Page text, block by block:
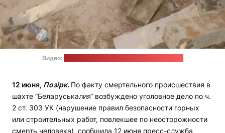
Видео:
12 июня, Позірк. По факту смертельного происшествия в
шахте “Беларуськалия“ возбуждено уголовное дело по ч.
2 ст. 303 УК (нарушение правил безопасности горных
или строительных работ, повлекшее по неосторожности
смерть человека), сообщила 12 июня пресс-служба